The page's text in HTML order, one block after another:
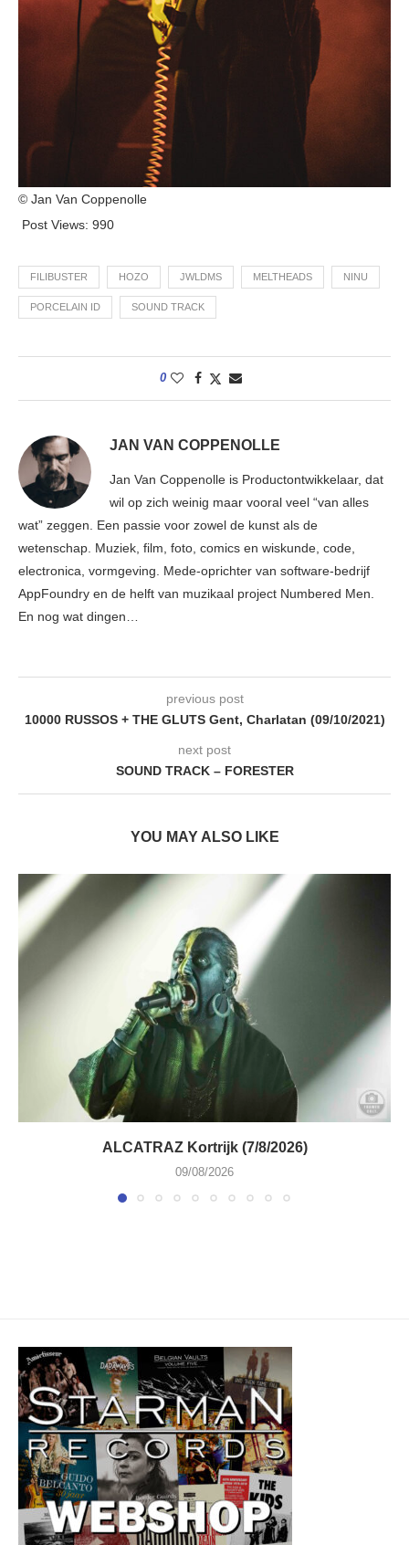
© Jan Van Coppenolle
Post Views: 990
FILIBUSTER HOZO JWLDMS MELTHEADS NINU
PORCELAIN ID SOUND TRACK
0
JAN VAN COPPENOLLE
Jan Van Coppenolle is Productontwikkelaar, dat
wil op zich weinig maar vooral veel “van alles
wat” zeggen. Een passie voor zowel de kunst als de
wetenschap. Muziek, film, foto, comics en wiskunde, code,
electronica, vormgeving. Mede-oprichter van software-bedrijf
AppFoundry en de helft van muzikaal project Numbered Men.
En nog wat dingen…
previous post
10000 RUSSOS + THE GLUTS Gent, Charlatan (09/10/2021)
next post
SOUND TRACK – FORESTER
YOU MAY ALSO LIKE
ALCATRAZ Kortrijk (7/8/2026)
09/08/2026